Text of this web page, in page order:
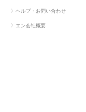
ヘルプ・お問い合わせ
エン会社概要